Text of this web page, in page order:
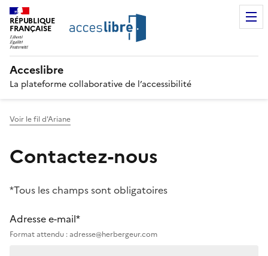
RÉPUBLIQUE
FRANÇAISE
Acceslibre
La plateforme collaborative de l’accessibilité
Voir le fil d'Ariane
Contactez-nous
*Tous les champs sont obligatoires
Adresse e-mail*
Format attendu : adresse@herbergeur.com